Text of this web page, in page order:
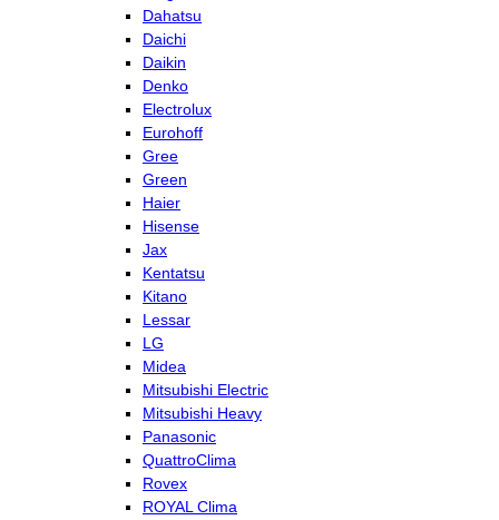
Dahatsu
Daichi
Daikin
Denko
Electrolux
Eurohoff
Gree
Green
Haier
Hisense
Jax
Kentatsu
Kitano
Lessar
LG
Midea
Mitsubishi Electric
Mitsubishi Heavy
Panasonic
QuattroClima
Rovex
ROYAL Clima